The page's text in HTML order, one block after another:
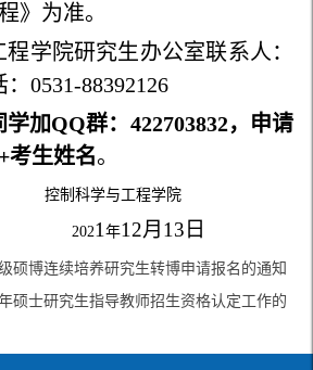
》为准。
学院研究生办公室联系人：
0531-88392126
加QQ群：422703832，申请
考生姓名。
控制科学与工程学院
2021 年12月13日
硕博连续培养研究生转博申请报名的通知
硕士研究生指导教师招生资格认定工作的